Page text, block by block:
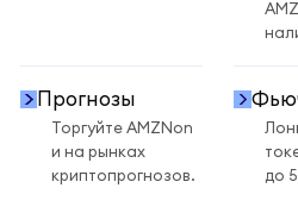
Прогнозы
Торгуйте AMZNon
и на рынках
криптопрогнозов.
до